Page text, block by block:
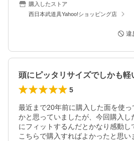
購入したストア
西日本武道具Yahoo!ショッピング店
違
頭にピッタリサイズでしかも軽
5
最近まで20年前に購入した面を使
かと思っていましたが、今回購入し
にフィットするんだとかなり感動し
こちらで購入すればよかったと思い